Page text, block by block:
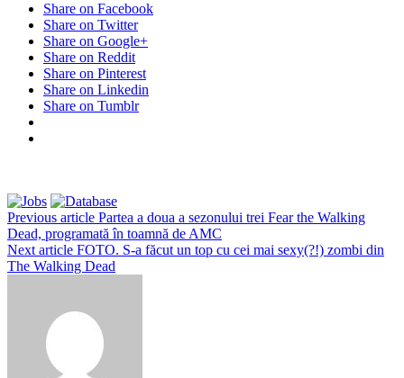
Share on Facebook
Share on Twitter
Share on Google+
Share on Reddit
Share on Pinterest
Share on Linkedin
Share on Tumblr
Previous article Partea a doua a sezonului trei Fear the Walking
Dead, programată în toamnă de AMC
Next article FOTO. S-a făcut un top cu cei mai sexy(?!) zombi din
The Walking Dead